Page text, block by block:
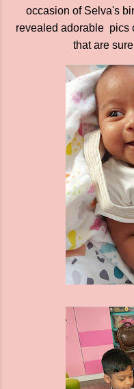
occasion of Selva's
revealed adorable pics
that are